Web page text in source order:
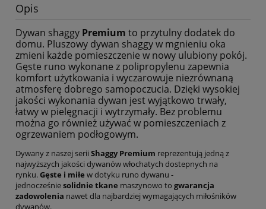
Opis
Dywan shaggy Premium to przytulny dodatek do
domu. Pluszowy dywan shaggy w mgnieniu oka
zmieni każde pomieszczenie w nowy ulubiony pokój.
Gęste runo wykonane z polipropylenu zapewnia
komfort użytkowania i wyczarowuje niezrównaną
atmosferę dobrego samopoczucia. Dzięki wysokiej
jakości wykonania dywan jest wyjątkowo trwały,
łatwy w pielęgnacji i wytrzymały. Bez problemu
można go również używać w pomieszczeniach z
ogrzewaniem podłogowym.
Dywany z naszej serii Shaggy Premium reprezentują jedną z
najwyższych jakości dywanów włochatych dostepnych na
rynku.Gęste i miłe w dotyku runo dywanu -
jednocześniesolidnie tkane maszynowo to gwarancja
zadowolenia nawet dla najbardziej wymagających miłośników
dywanów.